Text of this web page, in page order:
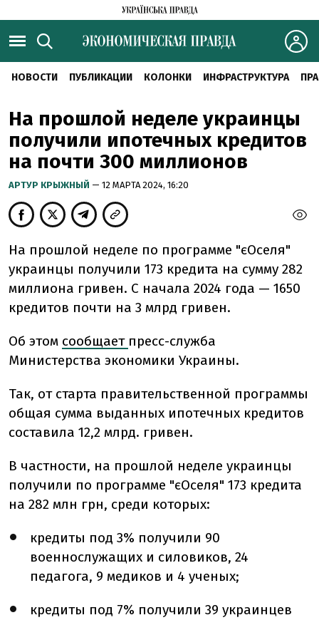
НОВОСТИ ПУБЛИКАЦИИ КОЛОНКИ ИНФРАСТРУКТУРА
На прошлой неделе украинцы
получили ипотечных кредитов
на почти 300 миллионов
АРТУР КРЫЖНЫЙ — 12 МАРТА 2024, 16:20
На прошлой неделе по программе "єОселя"
украинцы получили 173 кредита на сумму 282
миллиона гривен. С начала 2024 года — 1650
кредитов почти на 3 млрд гривен.
Об этом сообщает пресс-служба
Министерства экономики Украины.
Так, от старта правительственной программы
общая сумма выданных ипотечных кредитов
составила 12,2 млрд. гривен.
В частности, на прошлой неделе украинцы
получили по программе "єОселя" 173 кредита
на 282 млн грн, среди которых:
кредиты под 3% получили 90
военнослужащих и силовиков, 24
педагога, 9 медиков и 4 ученых;
кредиты под 7% получили 39 украинцев